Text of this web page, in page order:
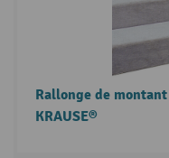
Rallonge de
KRAUSE®